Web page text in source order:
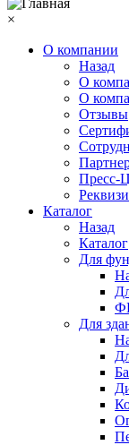
×
О компании
Назад
О
О
Отзывы
Пресс-
Каталог
Назад
Каталог
Для
Для